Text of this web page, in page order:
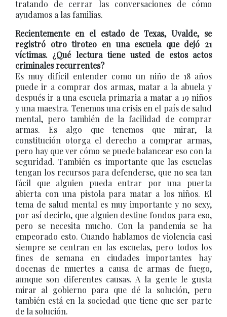
tratando de cerrar las conversaciones de cómo
ayudamos a las familias.
Recientemente en el estado de Texas, Uvalde, se
registró otro tiroteo en una escuela que dejó 21
víctimas. ¿Qué lectura tiene usted de estos actos
criminales recurrentes?
Es muy difícil entender como un niño de 18 años
puede ir a comprar dos armas, matar a la abuela y
después ir a una escuela primaria a matar a 19 niños
y una maestra. Tenemos una crisis en el país de salud
mental, pero también de la facilidad de comprar
armas. Es algo que tenemos que mirar, la
constitución otorga el derecho a comprar armas,
pero hay que ver cómo se puede balancear eso con la
seguridad. También es importante que las escuelas
tengan los recursos para defenderse, que no sea tan
fácil que alguien pueda entrar por una puerta
abierta con una pistola para matar a los niños. El
tema de salud mental es muy importante y no sexy,
por así decirlo, que alguien destine fondos para eso,
pero se necesita mucho. Con la pandemia se ha
empeorado esto. Cuando hablamos de violencia casi
siempre se centran en las escuelas, pero todos los
fines de semana en ciudades importantes hay
docenas de muertes a causa de armas de fuego,
aunque son diferentes causas. A la gente le gusta
mirar al gobierno para que dé la solución, pero
también está en la sociedad que tiene que ser parte
de la solución.